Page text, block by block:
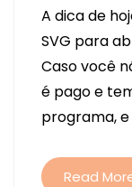
A dica de
SVG para
Caso você
é pago e
programa,
Read